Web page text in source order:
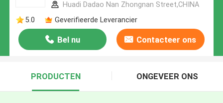
Huadi Dadao Nan Zhongnan Street,CHINA
5.0
Geverifieerde Leverancier
Bel nu Contacteer ons
PRODUCTEN ONGEVEER ONS